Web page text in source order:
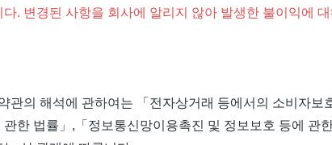
. 변경된 사항을 회사에 알리지 않아 발생한 불이익에
관의 해석에 관하여는 「전자상거래 등에서의 소비자보
한 법률」,「정보통신망이용촉진 및 정보보호 등에 관